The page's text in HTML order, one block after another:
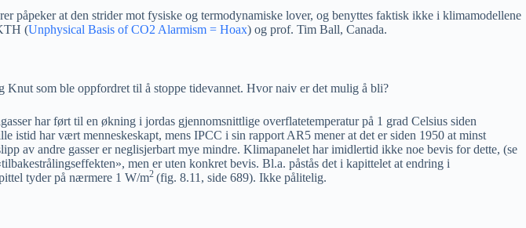
påpeker at den strider mot fysiske og termodynamiske lover, og benyttes faktisk ikke i klimamodellene
(Unphysical Basis of CO2 Alarmism = Hoax) og prof. Tim Ball, Canada.
som ble oppfordret til å stoppe tidevannet. Hvor naiv er det mulig å bli?
har ført til en økning i jordas gjennomsnittlige overflatetemperatur på 1 grad Celsius siden
har vært menneskeskapt, mens IPCC i sin rapport AR5 mener at det er siden 1950 at minst
av andre gasser er neglisjerbart mye mindre. Klimapanelet har imidlertid ikke noe bevis for dette, (se
men er uten konkret bevis. Bl.a. påstås det i kapittelet at endring i
tyder på nærmere 1 W/m2 (fig. 8.11, side 689). Ikke pålitelig.